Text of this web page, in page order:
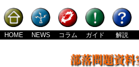
HOME NEWS コラム ガイド 解説